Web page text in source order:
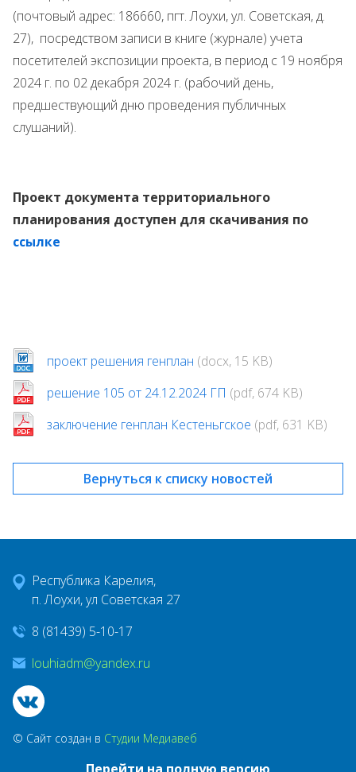
(почтовый адрес: 186660, пгт. Лоухи, ул. Советская, д.
27), посредством записи в книге (журнале) учета
посетителей экспозиции проекта, в период с 19 ноября
2024 г. по 02 декабря 2024 г. (рабочий день,
предшествующий дню проведения публичных
слушаний).
Проект документа территориального
планирования доступен для скачивания по
ссылке
проект решения генплан (docx, 15 KB)
решение 105 от 24.12.2024 ГП (pdf, 674 KB)
заключение генплан Кестеньгское (pdf, 631 KB)
Вернуться к списку новостей
Республика Карелия,
п. Лоухи, ул Советская 27
8 (81439) 5-10-17
louhiadm@yandex.ru
© Сайт создан в Студии Медиавеб